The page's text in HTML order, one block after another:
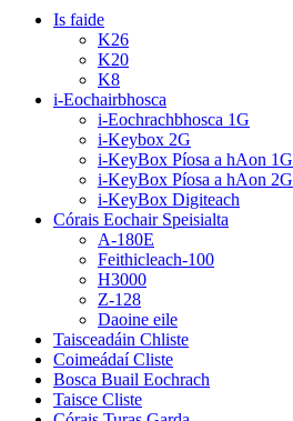
Is faide
K26
K20
K8
i-Eochairbhosca
i-Eochrachbhosca 1G
i-Keybox 2G
i-KeyBox Píosa a hAon 1G
i-KeyBox Píosa a hAon 2G
i-KeyBox Digiteach
Córais Eochair Speisialta
A-180E
Feithicleach-100
H3000
Z-128
Daoine eile
Taisceadáin Chliste
Coimeádaí Cliste
Bosca Buail Eochrach
Taisce Cliste